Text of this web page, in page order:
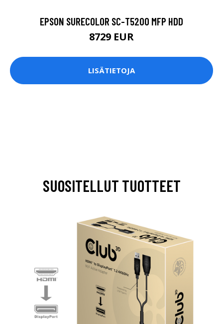
EPSON SURECOLOR SC-T5200 MFP HDD
8729 EUR
LISÄTIETOJA
SUOSITELLUT TUOTTEET